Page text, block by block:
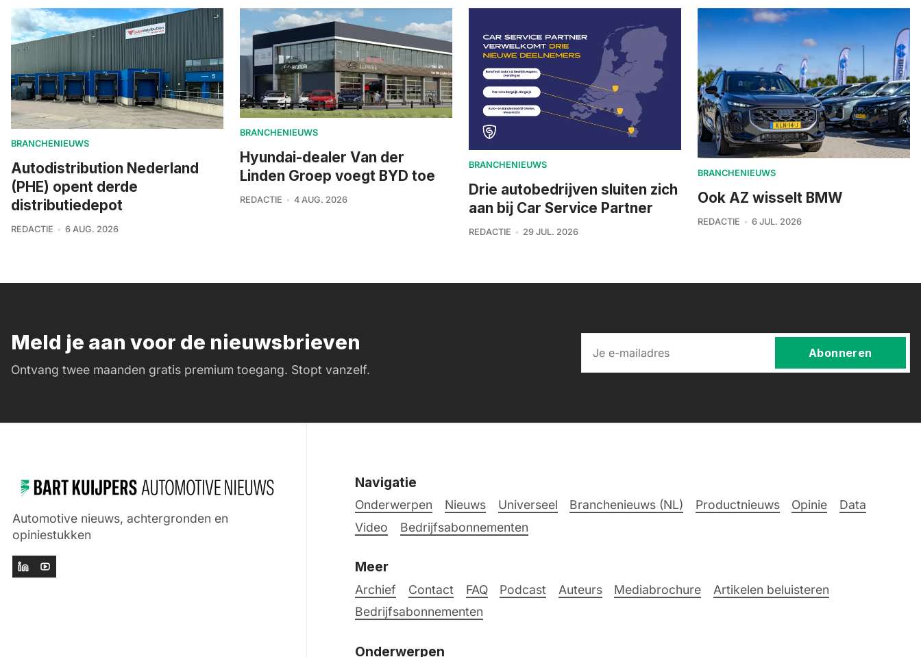
BRANCHENIEUWS
Autodistribution Nederland
(PHE) opent derde
distributiedepot
REDACTIE 6 AUG. 2026
BRANCHENIEUWS
Hyundai-dealer Van der
Linden Groep voegt BYD toe
REDACTIE 4 AUG. 2026
BRANCHENIEUWS
Drie autobedrijven sluiten zich
aan bij Car Service Partner
REDACTIE 29 JUL. 2026
BRANCHENIEUWS
Ook AZ wisselt BMW
REDACTIE 6 JUL. 2026
Meld je aan voor de nieuwsbrieven
Ontvang twee maanden gratis premium toegang. Stopt vanzelf.
Abonneren
Automotive nieuws, achtergronden en
opiniestukken
Navigatie
Onderwerpen Nieuws Universeel Branchenieuws (NL) Productnieuws Opinie
Data
Video
Bedrijfsabonnementen
Meer
Archief Contact FAQ Podcast Auteurs Mediabrochure
Artikelen beluisteren
Bedrijfsabonnementen
Onderwerpen